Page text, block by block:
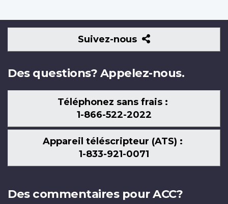
Suivez-nous
Suivez-
nous
Des questions? Appelez-nous.
Téléphonez sans frais :
1-866-522-2022
Appareil téléscripteur (ATS) :
1-833-921-0071
Des commentaires pour ACC?